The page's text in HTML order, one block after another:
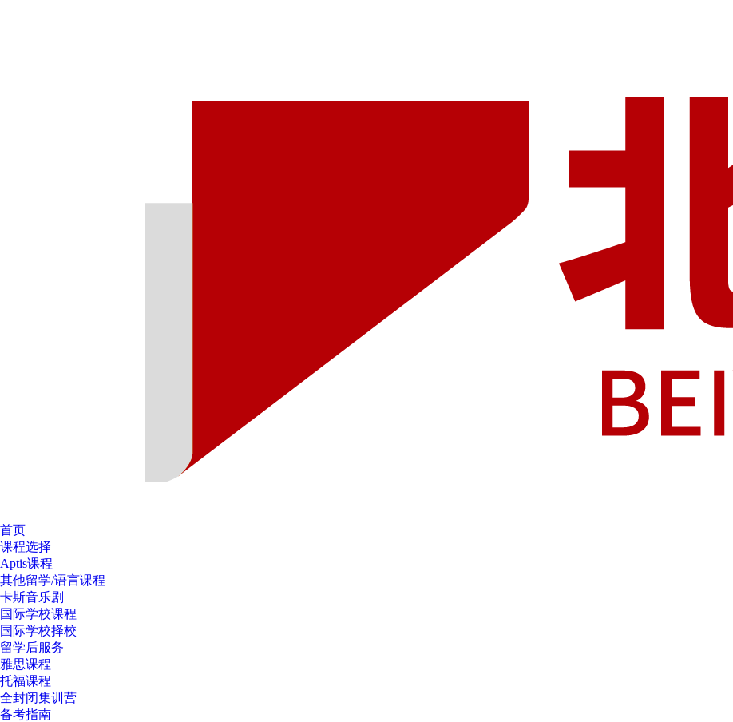
首页
课程选择
Aptis课程
其他留学/语言课程
卡斯音乐剧
国际学校课程
国际学校择校
留学后服务
雅思课程
托福课程
全封闭集训营
备考指南